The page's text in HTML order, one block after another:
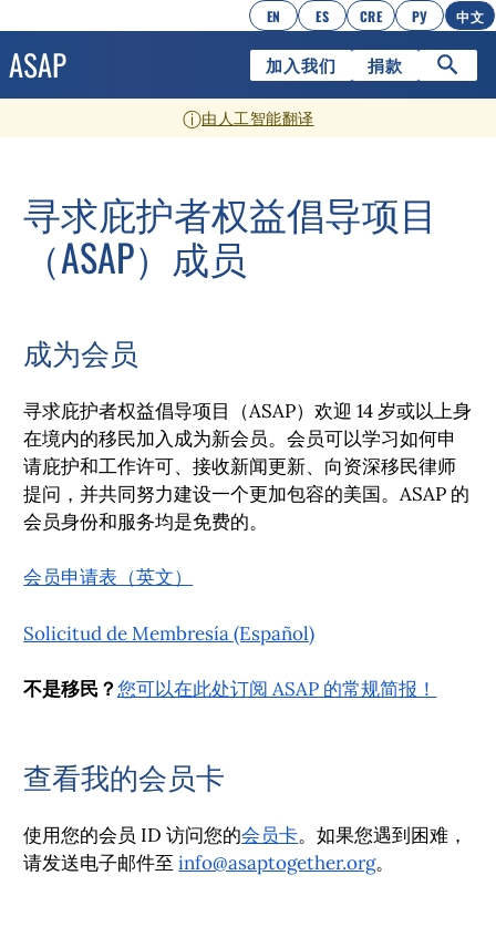
EN ES CRE РУ 中文
加入我们 捐款
ⓘ由人工智能翻译
寻求庇护者权益倡导项目
（ASAP）成员
成为会员
寻求庇护者权益倡导项目（ASAP）欢迎 14 岁或以上身
在境内的移民加入成为新会员。会员可以学习如何申
请庇护和工作许可、接收新闻更新、 向资深移民律师
提问， 并共同努力建设一个更加包容的美国。ASAP 的
会员身份和服务均是免费的。
会员申请表（英文）
Solicitud de Membresía (Español)
不是移民？您可以在此处订阅 ASAP 的常规简报！
查看我的会员卡
使用您的会员 ID 访问您的会员卡。如果您遇到困难，
请发送电子邮件至info@asaptogether.org。